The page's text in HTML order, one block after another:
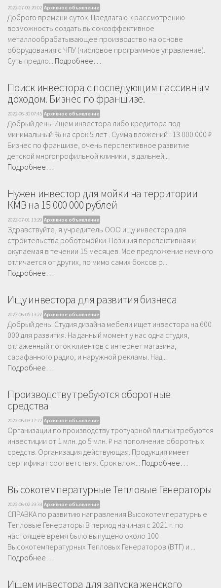
2022-07-09 20:02 Архивное объявление
Доброго времени суток. Предлагаю к рассмотрению
возможность создать высокоэффективное
металлообрабатывающее производство на основе
оборудования с ЧПУ (числовое программное управление).
Суть предло... Подробнее…
Поиск инвестора с последующим пассивным
доходом. Бизнес по франшизе.
2022-06-30 07:45 Архивное объявление
Добрый день. Ищем инвестора либо кредитора под
минимальный % на срок 5 лет . Сумма вложений : 13.000.000 ₽
Бизнес по франшизе, очень перспективное развитие
детской многопрофильной клиники , в дальней...
Подробнее…
Нужен инвестор для мойки на территории
КМВ на 15 000 000 рублей
2022-07-01 13:29 Архивное объявление
Здравствуйте, я учредитель ООО ищу инвестора для
строительства роботомойки. Позиция перспективная и
окупаемая в течении 15 месяцев. Мое предложение немного
отличается от других, по мимо самих боксов р...
Подробнее…
Ищу инвестора для развития бизнеса
2022-06-05 13:27 Архивное объявление
Добрый день. Студия дизайна мебели ищет инвестора на 600
000 для развития. На данный момент у нас одна студия,
отлаженный поток клиентов с интернет магазина,
сарафанного радио, и наружной рекламы. Над...
Подробнее…
Производству требуются оборотные
средства
2022-06-03 17:22 Архивное объявление
Организации по производству тротуарной плитки требуются
инвестиции от 1 млн. до 5 млн. ₽ на пополнение оборотных
средств. Организация действующая. Продукция имеет
сертификат соответствия. Срок влож... Подробнее…
Высокотемпературные Тепловые Генераторы
2022-06-02 23:33 Архивное объявление
СПРАВКА по развитию направления Высокотемпературные
Тепловые Генераторы В период начиная с 2021 г. по
настоящее время было выпущено около 100
Высокотемпературных Тепловых Генераторов (ВТГ) и ...
Подробнее…
Ищем инвестора для запуска женского